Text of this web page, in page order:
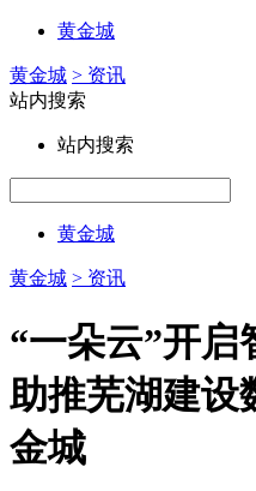
黄金城
黄金城 > 资讯
站内搜索
站内搜索
黄金城
黄金城 > 资讯
“一朵云”开启
助推芜湖建设
金城